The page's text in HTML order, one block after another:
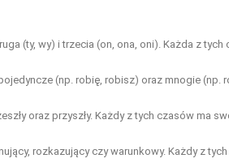
(ty, wy) i trzecia (on, ona, oni). Każda z tych
(np. robię, robisz) oraz mnogie (np.
oraz przyszły. Każdy z tych czasów ma
rozkazujący czy warunkowy. Każdy z